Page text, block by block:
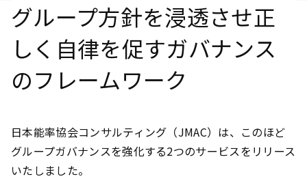
グループ方針を浸透させ正
しく自律を促すガバナンス
のフレームワーク
日本能率協会コンサルティング（JMAC）は、このほど
グループガバナンスを強化する2つのサービスをリリース
いたしました。